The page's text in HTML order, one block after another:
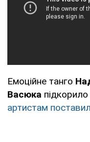
Емоційне танго
Васюка підкорило
артистам